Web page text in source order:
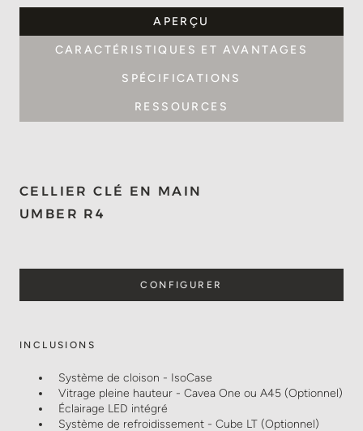
APERÇU
CARACTÉRISTIQUES ET AVANTAGES
SPÉCIFICATIONS
RESSOURCES
CELLIER CLÉ EN MAIN
UMBER R4
CONFIGURER
INCLUSIONS
Système de cloison - IsoCase
Vitrage pleine hauteur - Cavea One ou A45 (Optionnel)
Éclairage LED intégré
Système de refroidissement - Cube LT (Optionnel)